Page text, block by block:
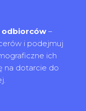
odbiorców–
i podejmuj
ich
na dotarcie do